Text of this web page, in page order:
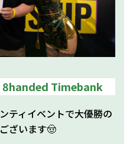
Timebank
ティイベントで大優勝の
ざいます🤠